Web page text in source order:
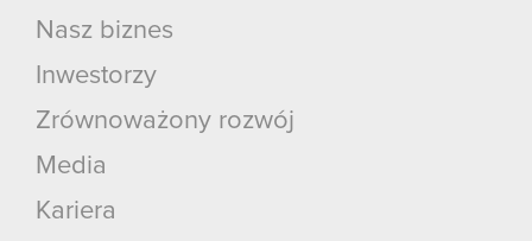
Nasz biznes
Inwestorzy
Zrównoważony rozwój
Media
Kariera